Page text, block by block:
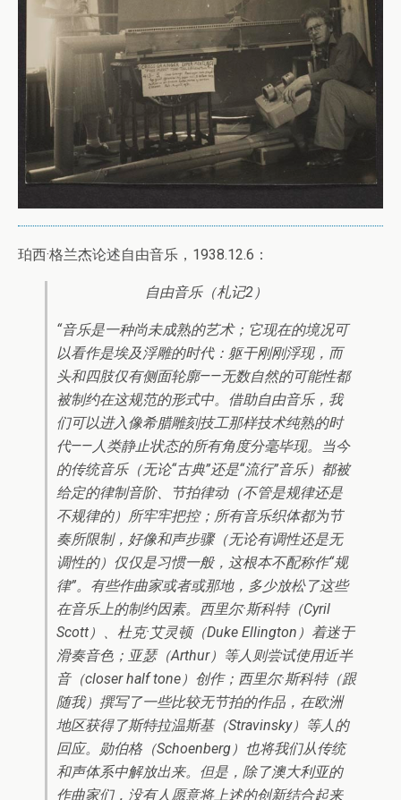
珀西·格兰杰论述自由音乐，1938.12.6：
自由音乐（札记2）
“音乐是一种尚未成熟的艺术；它现在的境况可
以看作是埃及浮雕的时代：躯干刚刚浮现，而
头和四肢仅有侧面轮廓——无数自然的可能性都
被制约在这规范的形式中。借助自由音乐，我
们可以进入像希腊雕刻技工那样技术纯熟的时
代——人类静止状态的所有角度分毫毕现。当今
的传统音乐（无论“古典”还是“流行”音乐）都被
给定的律制音阶、节拍律动（不管是规律还是
不规律的）所牢牢把控；所有音乐织体都为节
奏所限制，好像和声步骤（无论有调性还是无
调性的）仅仅是习惯一般，这根本不配称作“规
律”。有些作曲家或者或那地，多少放松了这些
在音乐上的制约因素。西里尔·斯科特（Cyril
Scott）、杜克·艾灵顿（Duke Ellington）着迷于
滑奏音色；亚瑟（Arthur）等人则尝试使用近半
音（closer half tone）创作；西里尔·斯科特（跟
随我）撰写了一些比较无节拍的作品，在欧洲
地区获得了斯特拉温斯基（Stravinsky）等人的
回应。勋伯格（Schoenberg）也将我们从传统
和声体系中解放出来。但是，除了澳大利亚的
作曲家们，没有人愿意将上述的创新结合起来